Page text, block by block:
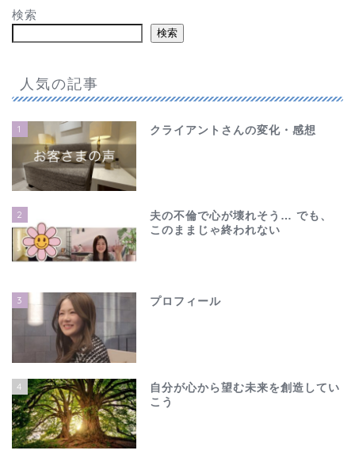
検索
検索
人気の記事
1 クライアントさんの変化・感想
2
夫の不倫で心が壊れそう… でも、
このままじゃ終われない
3 プロフィール
4
自分が心から望む未来を創造してい
こう